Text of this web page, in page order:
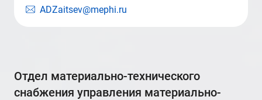
ADZaitsev@mephi.ru
отдел материально-технического
снабжения управления материально-